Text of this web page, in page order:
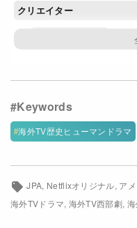
クリエイター
主な出演者
デイン・デハーン シェ
ジェイ・コートニー
海外TV歴史ヒューマンドラマ
JPA Netflixオリジナル ア
海外TVドラマ 海外TV西部劇